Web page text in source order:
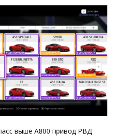
выше А800 привод РВД